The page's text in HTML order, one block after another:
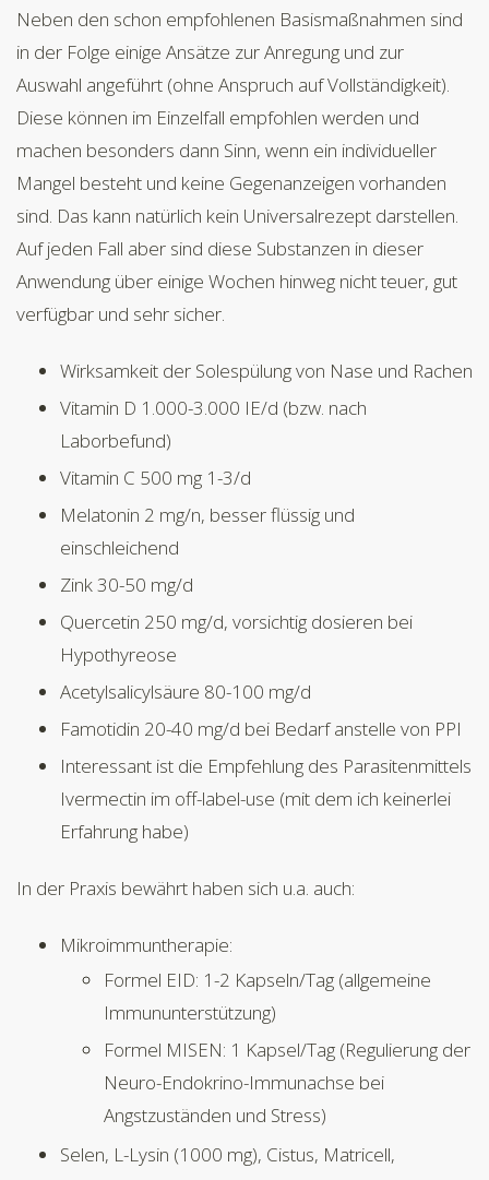
Neben den schon empfohlenen Basismaßnahmen sind
in der Folge einige Ansätze zur Anregung und zur
Auswahl angeführt (ohne Anspruch auf Vollständigkeit).
Diese können im Einzelfall empfohlen werden und
machen besonders dann Sinn, wenn ein individueller
Mangel besteht und keine Gegenanzeigen vorhanden
sind. Das kann natürlich kein Universalrezept darstellen.
Auf jeden Fall aber sind diese Substanzen in dieser
Anwendung über einige Wochen hinweg nicht teuer, gut
verfügbar und sehr sicher.
Wirksamkeit der Solespülung von Nase und Rachen
Vitamin D 1.000-3.000 IE/d (bzw. nach
Laborbefund)
Vitamin C 500 mg 1-3/d
Melatonin 2 mg/n, besser flüssig und
einschleichend
Zink 30-50 mg/d
Quercetin 250 mg/d, vorsichtig dosieren bei
Hypothyreose
Acetylsalicylsäure 80-100 mg/d
Famotidin 20-40 mg/d bei Bedarf anstelle von PPI
Interessant ist die Empfehlung des Parasitenmittels
Ivermectin im off-label-use (mit dem ich keinerlei
Erfahrung habe)
In der Praxis bewährt haben sich u.a. auch:
Mikroimmuntherapie:
Formel EID: 1-2 Kapseln/Tag (allgemeine
Immununterstützung)
Formel MISEN: 1 Kapsel/Tag (Regulierung der
Neuro-Endokrino-Immunachse bei
Angstzuständen und Stress)
Selen, L-Lysin (1000 mg), Cistus, Matricell,